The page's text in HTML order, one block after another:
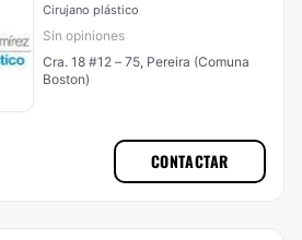
Cirujano plástico
Sin opiniones
Cra. 18 #12 – 75, Pereira (Comuna
Boston)
CONTACTAR